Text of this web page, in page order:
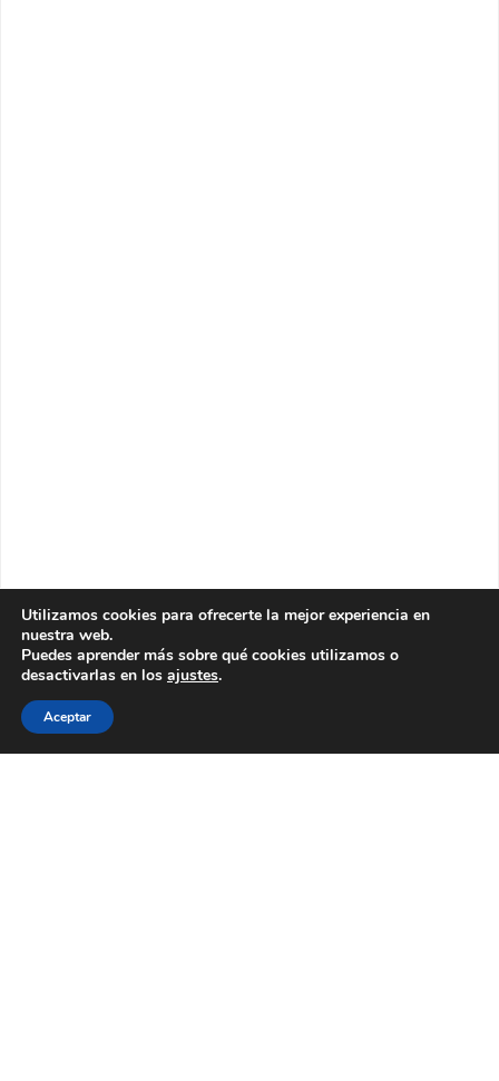
Utilizamos cookies para ofrecerte la mejor experiencia en
nuestra web.
Puedes aprender más sobre qué cookies utilizamos o
desactivarlas en los ajustes.
Aceptar